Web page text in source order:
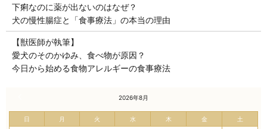
下痢なのに薬が出ないのはなぜ？
犬の慢性腸症と「食事療法」の本当の理由
【獣医師が執筆】
愛犬のそのかゆみ、食べ物が原因？
今日から始める食物アレルギーの食事療法
2026年8月
日 月 火 水 木 金 土